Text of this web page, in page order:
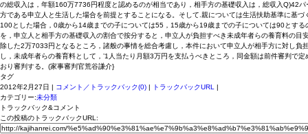
の総収入は，年額160万7736円程度と認めるのが相当であり，相手方の基礎収入は，総収入Q)42
方である申立人と生活した場合を前提とすることになる。そして.親については生活扶助基準に基
100とした場合，0歳から14歳までの子については55，15歳から19歳までの子については90とす
を，申立人と相手方の基礎収入の割合で按分すると，申立人が負担すべき未成年者らの養育料の
除した2万7033円となるところ，諸般の事情を総合考慮し，本件において申立人が相手方に対し
し，未成年者らの養育料として，’1人当たり月額3万円を支払うべきところ，同金額は前件審判
おり審判する。(家事審判官荒谷謙介}
タグ
2012年2月27日 | コメント／トラックバック(0) | トラックバックURL
|
カテゴリー:未分類
トラックバック&コメント
この投稿のトラックバックURL: